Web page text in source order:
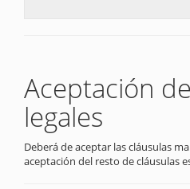
Aceptación
legales
Deberá de aceptar las cláusulas
aceptación del resto de cláusulas